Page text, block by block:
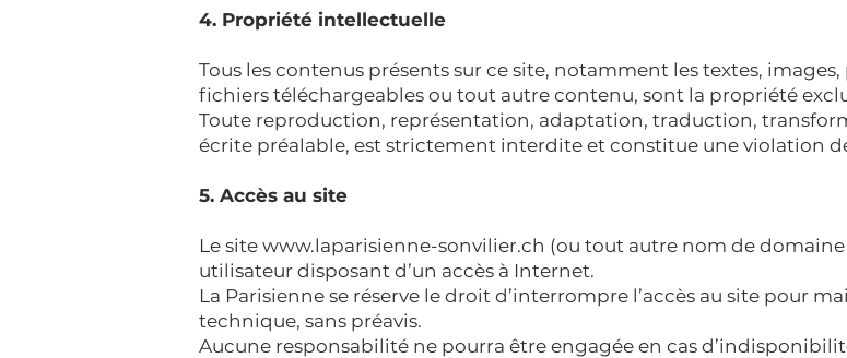
4. Propriété intellectuelle
Tous les contenus présents sur ce site, notamment les textes,
fichiers téléchargeables ou tout autre contenu, sont la propriété
Toute reproduction, représentation, adaptation, traduction,
écrite préalable, est strictement interdite et constitue une violation
5. Accès au site
Le site www.laparisienne-sonvilier.ch (ou tout autre nom de
utilisateur disposant d’un accès à Internet.
La Parisienne se réserve le droit d’interrompre l’accès au site pour
technique, sans préavis.
Aucune responsabilité ne pourra être engagée en cas